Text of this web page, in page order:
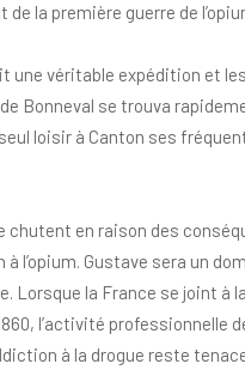
la première guerre de
une véritable expédition et
Bonneval se trouva
loisir à Canton ses
chutent en raison des
l’opium. Gustave sera un
Lorsque la France se joint à
l’activité professionnelle
à la drogue reste